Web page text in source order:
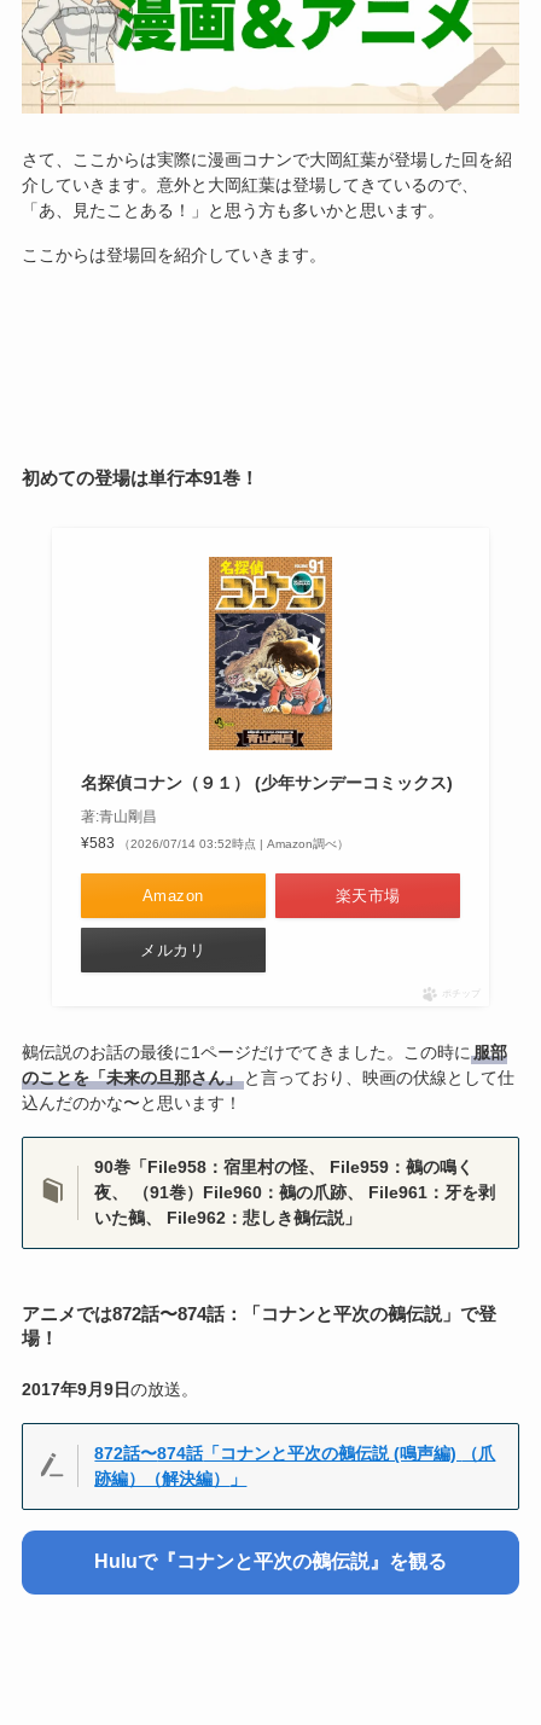
さて、ここからは実際に漫画コナンで大岡紅葉が登場した回を紹
介していきます。意外と大岡紅葉は登場してきているので、
「あ、見たことある！」と思う方も多いかと思います。
ここからは登場回を紹介していきます。
初めての登場は単行本91巻！
名探偵コナン（９１） (少年サンデーコミックス)
著:青山剛昌
¥583
（2026/07/14 03:52時点 | Amazon調べ）
Amazon 楽天市場
メルカリ
ポチップ
鵺伝説のお話の最後に1ページだけでてきました。この時に 服部
のことを「未来の旦那さん」と言っており、映画の伏線として仕
込んだのかな〜と思います！
90巻「File958：宿里村の怪、 File959：鵺の鳴く
夜、 （91巻）File960：鵺の爪跡、 File961：牙を剥
いた鵺、 File962：悲しき鵺伝説」
アニメでは872話〜874話：「コナンと平次の鵺伝説」で登
場！
2017年9月9日の放送。
872話〜874話「コナンと平次の鵺伝説 (鳴声編)
（爪
跡編）（解決編）
」
Huluで『コナンと平次の鵺伝説』を観る